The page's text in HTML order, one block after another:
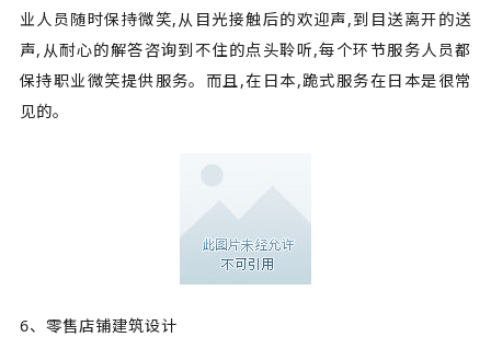
业人员随时保持微笑,从目光接触后的欢迎声,到目送离开的送
声,从耐心的解答咨询到不住的点头聆听,每个环节服务人员都
保持职业微笑提供服务。而且,在日本,跪式服务在日本是很常
见的。
6、零售店铺建筑设计